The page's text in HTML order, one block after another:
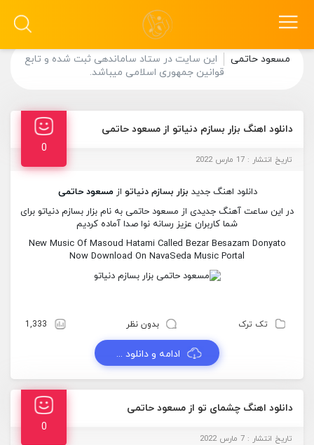
مسعود حاتمی
این سایت در ستاد ساماندهی ثبت شده و تابع
قوانین جمهوری اسلامی میباشد.
دانلود اهنگ بزار بسازم دنیاتو از مسعود حاتمی
0
تاریخ انتشار : 17 مارس 2022
دانلود اهنگ جدید بزار بسازم دنیاتو از مسعود حاتمی
در این ساعت آهنگ جدیدی از مسعود حاتمی به نام بزار بسازم دنیاتو برای
شما کاربران عزیز رسانه نوا صدا آماده کردیم
New Music Of Masoud Hatami Called Bezar Besazam Donyato
Now Download On NavaSeda Music Portal
تک ترک بدون نظر 1,333
ادامه و دانلود ...
دانلود اهنگ چشمای تو از مسعود حاتمی
0
تاریخ انتشار : 7 مارس 2022